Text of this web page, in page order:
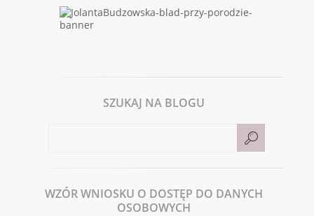
SZUKAJ NA BLOGU
WZÓR WNIOSKU O DOSTĘP DO DANYCH
OSOBOWYCH